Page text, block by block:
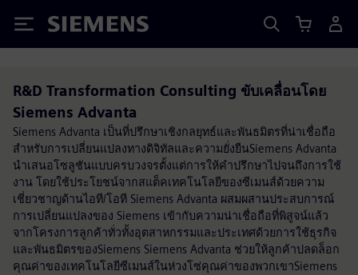
Siemens
R&D Transformation Consulting ขับเคลื่อนโดย
Siemens Advanta
Siemens Advanta เป็นที่ปรึกษาเชิงกลยุทธ์และพันธมิตรที่น่าเชื่อถือ
สำหรับการเปลี่ยนแปลงทางดิจิทัลและความยั่งยืนSiemens Advanta
นำเสนอโซลูชันแบบครบวงจรตั้งแต่การให้คำปรึกษาไปจนถึงการใช้
งาน โดยใช้ประโยชน์จากสแต็คเทคโนโลยีของซีเมนส์ด้วยความ
เชี่ยวชาญด้านไอที/โอที Siemens Advanta ผสมผสานประสบการณ์
การเปลี่ยนแปลงของ Siemens เข้ากับความน่าเชื่อถือที่พิสูจน์แล้ว
จากโครงการลูกค้าทั่วทั้งอุตสาหกรรมและประเทศด้วยการใช้ธุรกิจ
และพันธมิตรของSiemens Siemens Advanta ช่วยให้ลูกค้าปลดล็อก
คุณค่าของเทคโนโลยีซีเมนส์ในห่วงโซ่คุณค่าของพวกเขาSiemens